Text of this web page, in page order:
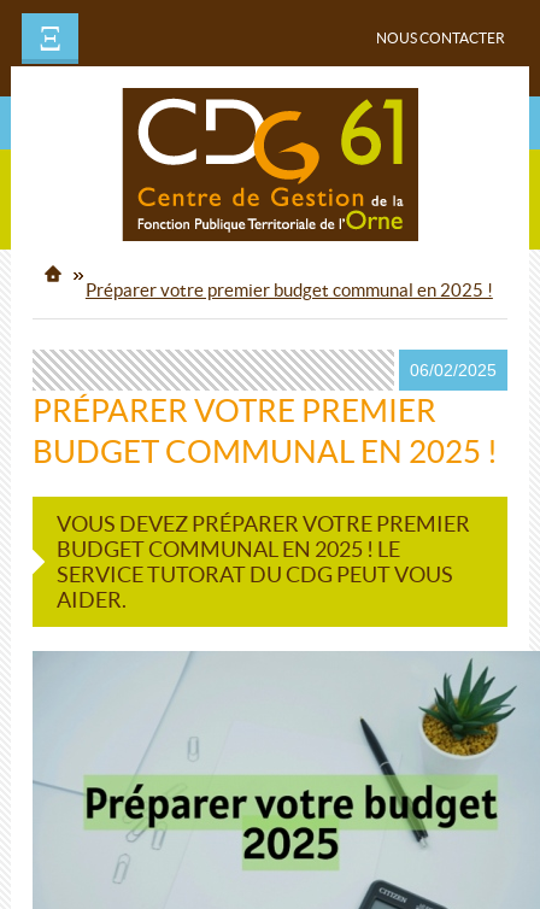
Ξ NOUS CONTACTER
Préparer votre premier budget communal en 2025 !
06/02/2025
PRÉPARER VOTRE PREMIER
BUDGET COMMUNAL EN 2025 !
VOUS DEVEZ PRÉPARER VOTRE PREMIER
BUDGET COMMUNAL EN 2025 ! LE
SERVICE TUTORAT DU CDG PEUT VOUS
AIDER.